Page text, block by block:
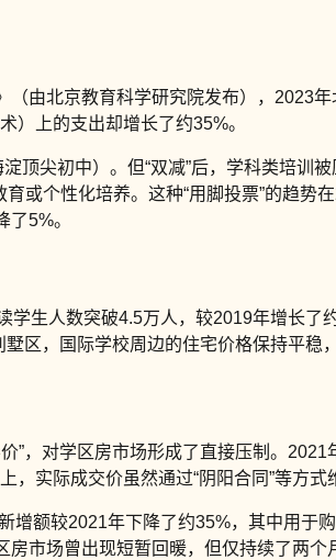
由北京教育科学研究院发布），2023
）上的支出却增长了约35%。
顶尖初中）。但“双减”后，学科类培训
或个性化培养。这种“用脚投票”的趋势
5%。
生人数突破4.5万人，较2019年增长了
区，国际学校周边的住宅价格保持平稳
”，对学区房市场形成了直接压制。
实际成交价虽然通过“阴阳合同”等方式
额较2021年下降了约35%，其中用于
房市场曾出现短暂回暖，但仅持续了两